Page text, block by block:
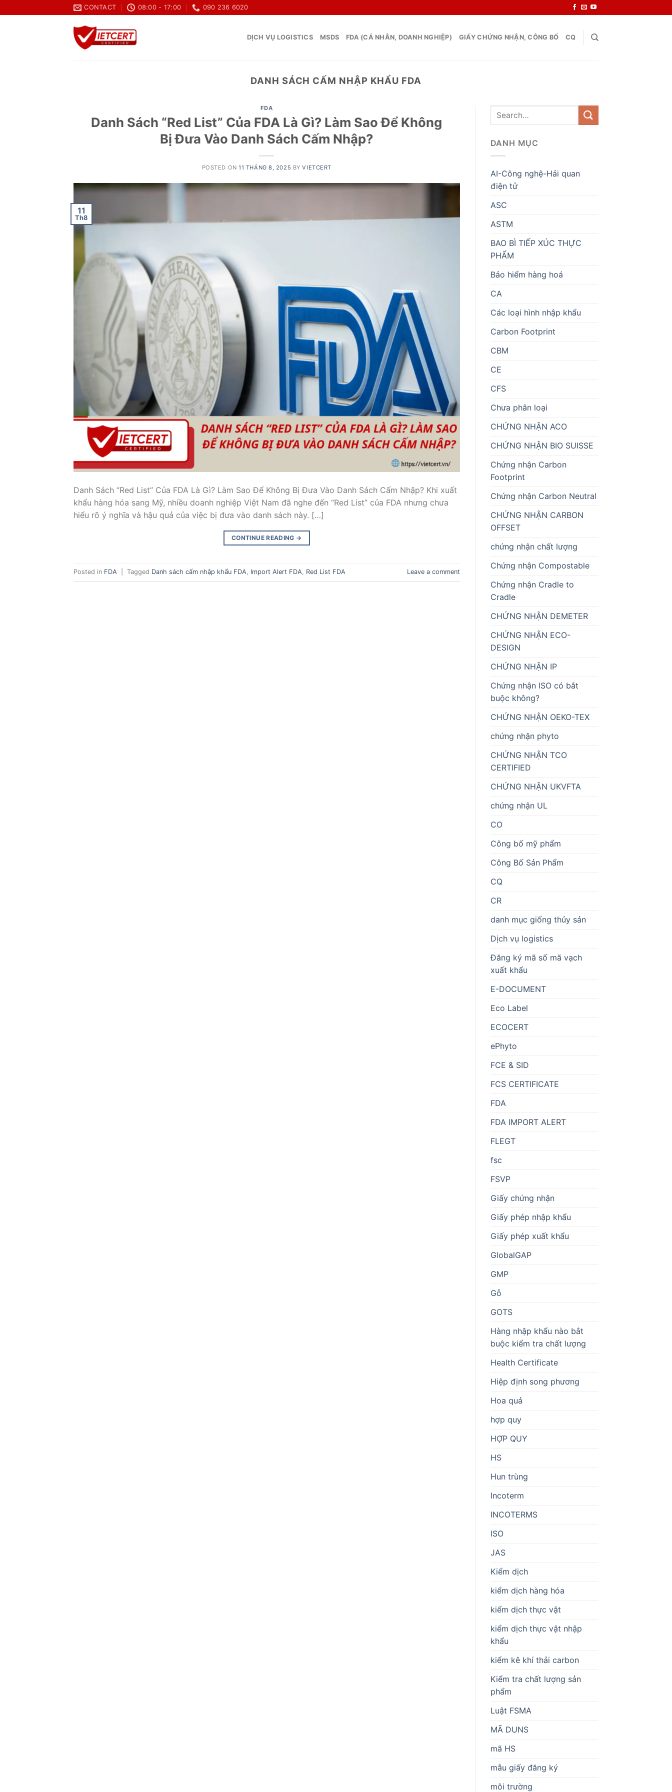
to
CONTACT 08:00 - 17:00 090 236 6020
DỊCH VỤ LOGISTICS MSDS FDA (CÁ NHÂN, DOANH NGHIỆP) GIẤY CHỨNG NHẬN, CÔNG BỐ CQ
DANH SÁCH CẤM NHẬP KHẨU FDA
FDA
Danh Sách “Red List” Của FDA Là Gì? Làm Sao Để Không
Bị Đưa Vào Danh Sách Cấm Nhập?
POSTED ON11 THÁNG 8, 2025 BYVIETCERT
11
Th8
Danh Sách “Red List” Của FDA Là Gì? Làm Sao Để Không Bị Đưa Vào Danh Sách Cấm Nhập? Khi xuất
khẩu hàng hóa sang Mỹ, nhiều doanh nghiệp Việt Nam đã nghe đến “Red List” của FDA nhưng chưa
hiểu rõ ý nghĩa và hậu quả của việc bị đưa vào danh sách này. […]
CONTINUE READING →
Posted in FDA Tagged Danh sách cấm nhập khẩu FDA, Import Alert FDA, Red List FDA Leave a comment
DANH MỤC
AI-Công nghệ-Hải quan
điện tử
ASC
ASTM
BAO BÌ TIẾP XÚC THỰC
PHẨM
Bảo hiểm hàng hoá
CA
Các loại hình nhập khẩu
Carbon Footprint
CBM
CE
CFS
Chưa phân loại
CHỨNG NHẬN ACO
CHỨNG NHẬN BIO SUISSE
Chứng nhận Carbon
Footprint
Chứng nhận Carbon Neutral
CHỨNG NHẬN CARBON
OFFSET
chứng nhận chất lượng
Chứng nhận Compostable
Chứng nhận Cradle to
Cradle
CHỨNG NHẬN DEMETER
CHỨNG NHẬN ECO-
DESIGN
CHỨNG NHẬN IP
Chứng nhận ISO có bắt
buộc không?
CHỨNG NHẬN OEKO-TEX
chứng nhận phyto
CHỨNG NHẬN TCO
CERTIFIED
CHỨNG NHẬN UKVFTA
chứng nhận UL
CO
Công bố mỹ phẩm
Công Bố Sản Phẩm
CQ
CR
danh mục giống thủy sản
Dịch vụ logistics
Đăng ký mã số mã vạch
xuất khẩu
E-DOCUMENT
Eco Label
ECOCERT
ePhyto
FCE & SID
FCS CERTIFICATE
FDA
FDA IMPORT ALERT
FLEGT
fsc
FSVP
Giấy chứng nhận
Giấy phép nhập khẩu
Giấy phép xuất khẩu
GlobalGAP
GMP
Gỗ
GOTS
Hàng nhập khẩu nào bắt
buộc kiểm tra chất lượng
Health Certificate
Hiệp định song phương
Hoa quả
hợp quy
HỢP QUY
HS
Hun trùng
Incoterm
INCOTERMS
ISO
JAS
Kiểm dịch
kiểm dịch hàng hóa
kiểm dịch thực vật
kiểm dịch thực vật nhập
khẩu
kiểm kê khí thải carbon
Kiểm tra chất lượng sản
phẩm
Luật FSMA
MÃ DUNS
mã HS
mẫu giấy đăng ký
môi trường